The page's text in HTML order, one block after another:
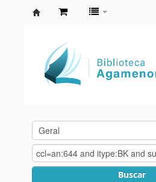
Agamenon
Magalhães
Buscar